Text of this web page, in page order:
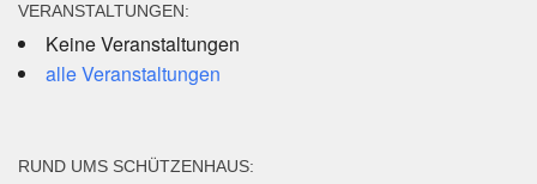
VERANSTALTUNGEN:
Keine Veranstaltungen
alle Veranstaltungen
RUND UMS SCHÜTZENHAUS: